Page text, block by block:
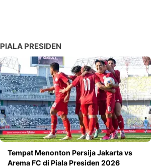
PIALA PRESIDEN
Tempat Menonton Persija Jakarta vs
Arema FC di Piala Presiden 2026